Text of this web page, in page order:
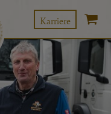
Karriere